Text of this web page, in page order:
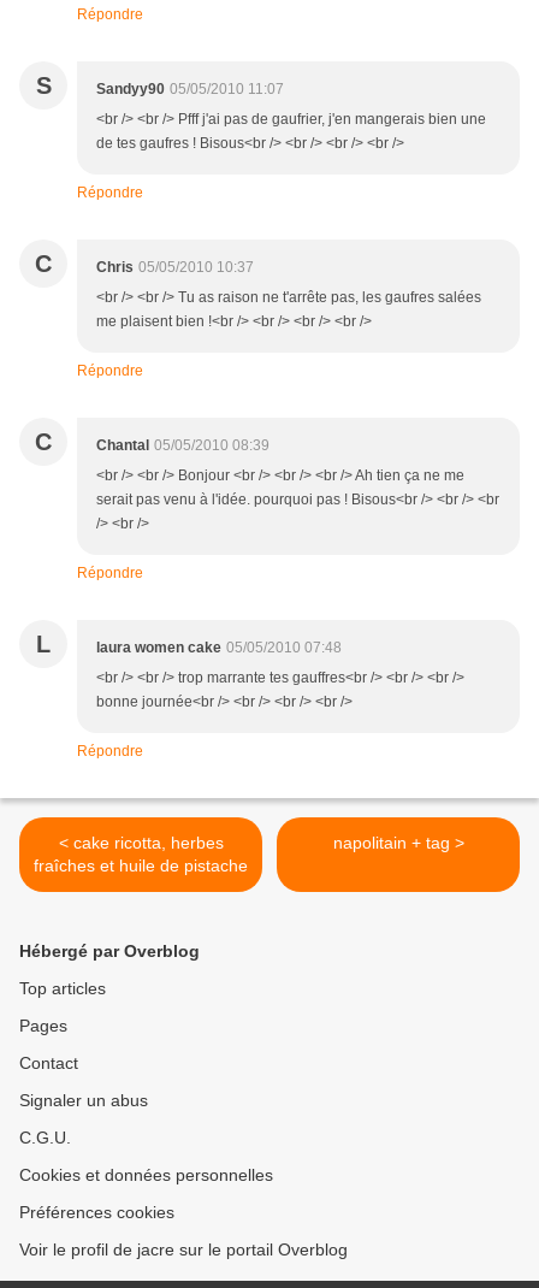
Répondre
S Sandyy90 05/05/2010 11:07
<br /> <br /> Pfff j'ai pas de gaufrier, j'en mangerais bien une
de tes gaufres ! Bisous<br /> <br /> <br /> <br />
Répondre
C Chris 05/05/2010 10:37
<br /> <br /> Tu as raison ne t'arrête pas, les gaufres salées
me plaisent bien !<br /> <br /> <br /> <br />
Répondre
C Chantal 05/05/2010 08:39
<br /> <br /> Bonjour <br /> <br /> <br /> Ah tien ça ne me
serait pas venu à l'idée. pourquoi pas ! Bisous<br /> <br /> <br
/> <br />
Répondre
L laura women cake 05/05/2010 07:48
<br /> <br /> trop marrante tes gauffres<br /> <br /> <br />
bonne journée<br /> <br /> <br /> <br />
Répondre
< cake ricotta, herbes
fraîches et huile de pistache
napolitain + tag >
Hébergé par Overblog
Top articles
Pages
Contact
Signaler un abus
C.G.U.
Cookies et données personnelles
Préférences cookies
Voir le profil de jacre sur le portail Overblog